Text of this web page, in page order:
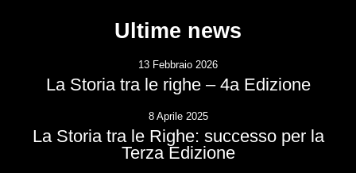
Ultime news
13 Febbraio 2026
La Storia tra le righe – 4a Edizione
8 Aprile 2025
La Storia tra le Righe: successo per la
Terza Edizione